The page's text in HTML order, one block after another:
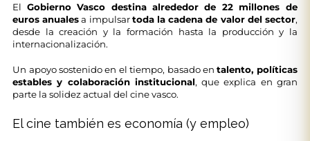
El Gobierno Vasco destina alrededor de 22 millones de
euros anualesa impulsartoda la cadena de valor del sector,
desde la creación y la formación hasta la producción y la
internacionalización.
Un apoyo sostenido en el tiempo, basado entalento, políticas
estables y colaboración institucional, que explica en gran
parte la solidez actual del cine vasco.
El cine también es economía (y empleo)